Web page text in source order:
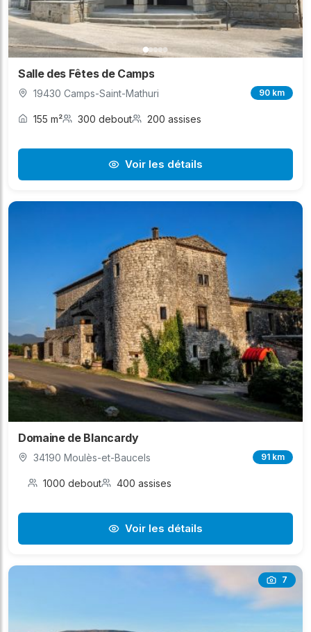
Salle des Fêtes de Camps
19430 Camps-Saint-Mathuri 90 km
155 m² 300 debout 200 assises
Voir les détails
Domaine de Blancardy
34190 Moulès-et-Baucels 91 km
1000 debout 400 assises
Voir les détails
7